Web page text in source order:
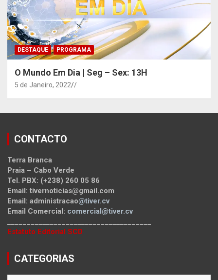
DESTAQUE PROGRAMA
O Mundo Em Dia | Seg – Sex: 13H
5 de Janeiro, 2022 /
CONTACTO
Terra Branca
Praia – Cabo Verde
Tel. PBX: (+238) 260 05 86
Email: tivernoticias@gmail.com
Email: administracao@tiver.cv
Email Comercial: comercial@tiver.cv
Estatuto Editorial SCD
CATEGORIAS